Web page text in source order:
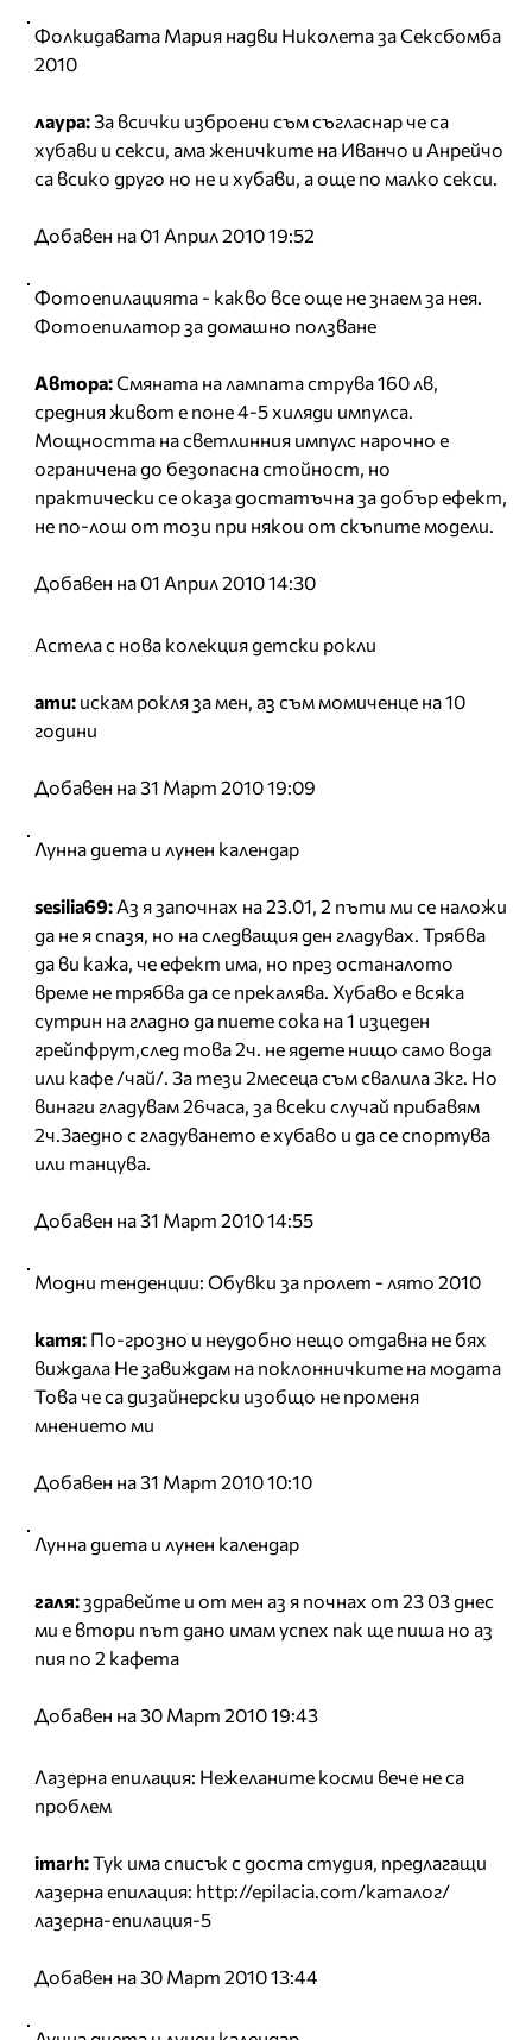
Фолкидавата Мария надви Николета за Сексбомба
2010
лаура:За всички изброени съм съгласнар че са
хубави и секси, ама женичките на Иванчо и Анрейчо
са всико друго но не и хубави, а още по малко секси.
Добавен на 01 Април 2010 19:52
Фотоепилацията - какво все още не знаем за нея.
Фотоепилатор за домашно ползване
Автора:Смяната на лампата струва 160 лв,
средния живот е поне 4-5 хиляди импулса.
Мощността на светлинния импулс нарочно е
ограничена до безопасна стойност, но
практически се оказа достатъчна за добър ефект,
не по-лош от този при някои от скъпите модели.
Добавен на 01 Април 2010 14:30
Астела с нова колекция детски рокли
ати: искам рокля за мен, аз съм момиченце на 10
години
Добавен на 31 Март 2010 19:09
Лунна диета и лунен календар
sesilia69: Аз я започнах на 23.01, 2 пъти ми се наложи
да не я спазя, но на следващия ден гладувах. Трябва
да ви кажа, че ефект има, но през останалото
време не трябва да се прекалява. Хубаво е всяка
сутрин на гладно да пиете сока на 1 изцеден
грейпфрут,след това 2ч. не ядете нищо само вода
или кафе /чай/. За тези 2месеца съм свалила 3кг. Но
винаги гладувам 26часа, за всеки случай прибавям
2ч.Заедно с гладуването е хубаво и да се спортува
или танцува.
Добавен на 31 Март 2010 14:55
Модни тенденции: Обувки за пролет - лято 2010
катя: По-грозно и неудобно нещо отдавна не бях
виждала Не завиждам на поклонничките на модата
Това че са дизайнерски изобщо не променя
мнението ми
Добавен на 31 Март 2010 10:10
Лунна диета и лунен календар
галя:здравейте и от мен аз я почнах от 23 03 днес
ми е втори път дано имам успех пак ще пиша но аз
пия по 2 кафета
Добавен на 30 Март 2010 19:43
Лазерна епилация: Нежеланите косми вече не са
проблем
imarh:Тук има списък с доста студия, предлагащи
лазерна епилация: http://epilacia.com/каталог/
лазерна-епилация-5
Добавен на 30 Март 2010 13:44